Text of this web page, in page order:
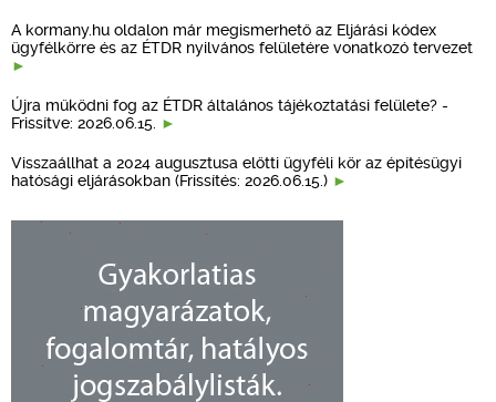
A kormany.hu oldalon már megismerhető az Eljárási kódex
ügyfélkörre és az ÉTDR nyilvános felületére vonatkozó tervezet
Újra működni fog az ÉTDR általános tájékoztatási felülete? -
Frissítve: 2026.06.15.
Visszaállhat a 2024 augusztusa előtti ügyféli kör az építésügyi
hatósági eljárásokban (Frissítés: 2026.06.15.)